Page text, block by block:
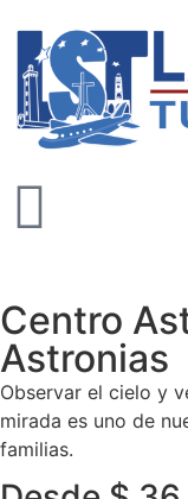
Centro
Astronias
Observar el cielo y
mirada es uno de
familias.